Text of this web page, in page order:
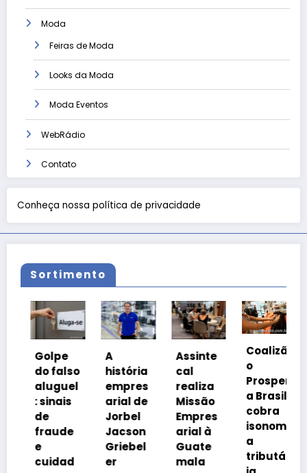
Moda
Feiras de Moda
Looks da Moda
Moda Eventos
WebRádio
Contato
Conheça nossa política de privacidade
Sortimento
Golpe
do falso
aluguel
: sinais
de
fraude
cuidad
história
empres
arial de
Jorbel
Jacson
Griebel
er
Assinte
cal
realiza
Missão
Empres
arial à
Guate
mala
Coalizã
Prosper
a Brasil
cobra
isonomi
tributár